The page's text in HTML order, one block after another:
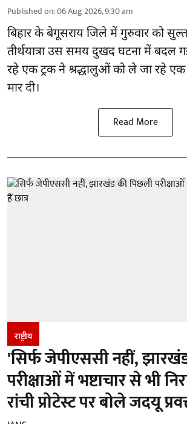
Published on:06 Aug 2026, 9:30 am
बिहारके बेगूसराय जिले में गुरुवार को
तीर्थयात्रा उस समय दुखद घटना में
रहे एक ट्रक ने श्रद्धालुओं को ले जा रहे
मार दी।
Read More
राष्ट्रीय
'सिर्फ जेपीएससी नहीं,
परीक्षाओं में भष्टाचार से भी
रांची प्रोटेस्ट पर बोले जदयू